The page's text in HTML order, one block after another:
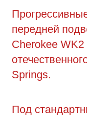
передней
Cherokee
Springs.
Под